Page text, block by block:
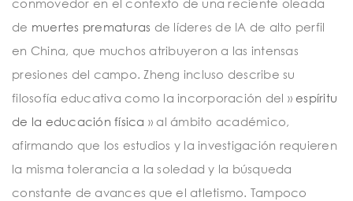
conmovedor en el contexto de una reciente oleada
de muertes prematuras de líderes de IA de alto perfil
en China, que muchos atribuyeron a las intensas
presiones del campo. Zheng incluso describe su
filosofía educativa como la incorporación del » espíritu
de la educación física » al ámbito académico,
afirmando que los estudios y la investigación requieren
la misma tolerancia a la soledad y la búsqueda
constante de avances que el atletismo. Tampoco